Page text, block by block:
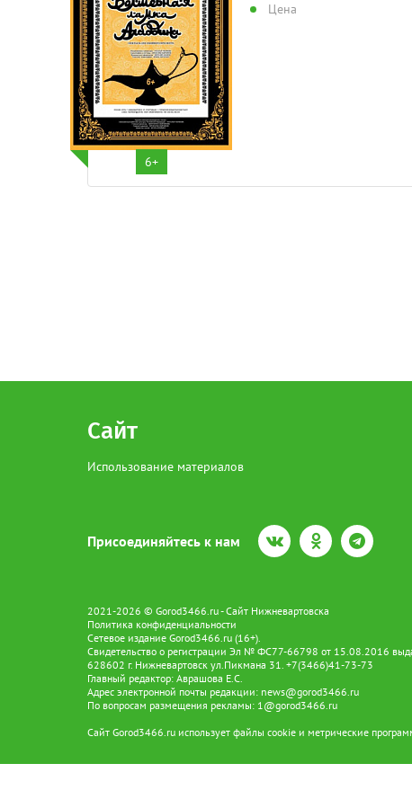
6+
Цена
Сайт
Использование материалов
Присоединяйтесь к нам
2021-2026 © Gorod3466.ru - Сайт Нижневартовска
Политика конфиденциальности
Сетевое издание Gorod3466.ru (16+).
Свидетельство о регистрации Эл № ФС77-66798 от 15.08.2016
628602 г. Нижневартовск ул.Пикмана 31. +7(3466)41-73-73
Главный редактор: Аврашова Е.С.
Адрес электронной почты редакции: news@gorod3466.ru
По вопросам размещения рекламы: 1@gorod3466.ru
Сайт Gorod3466.ru использует файлы cookie и метрические